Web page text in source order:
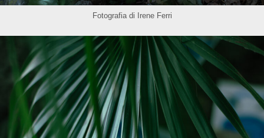
Fotografia di Irene Ferri